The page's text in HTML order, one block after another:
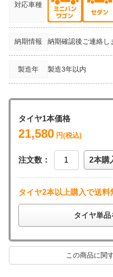
対応車種
納期情報 納期確認後ご連絡し
製造年 製造3年以内
タイヤ1本価格
21,580円(税込)
注文数： 2本購
タイヤ2本以上購入で送料
タイヤ単
この商品に関